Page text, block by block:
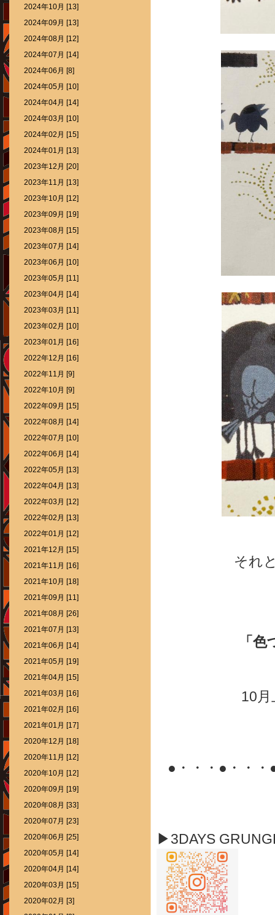
それ
「
10
●・・・●・・
▶3DAYS
2024年10月 [13]
2024年09月 [13]
2024年08月 [12]
2024年07月 [14]
2024年06月 [8]
2024年05月 [10]
2024年04月 [14]
2024年03月 [10]
2024年02月 [15]
2024年01月 [13]
2023年12月 [20]
2023年11月 [13]
2023年10月 [12]
2023年09月 [19]
2023年08月 [15]
2023年07月 [14]
2023年06月 [10]
2023年05月 [11]
2023年04月 [14]
2023年03月 [11]
2023年02月 [10]
2023年01月 [16]
2022年12月 [16]
2022年11月 [9]
2022年10月 [9]
2022年09月 [15]
2022年08月 [14]
2022年07月 [10]
2022年06月 [14]
2022年05月 [13]
2022年04月 [13]
2022年03月 [12]
2022年02月 [13]
2022年01月 [12]
2021年12月 [15]
2021年11月 [16]
2021年10月 [18]
2021年09月 [11]
2021年08月 [26]
2021年07月 [13]
2021年06月 [14]
2021年05月 [19]
2021年04月 [15]
2021年03月 [16]
2021年02月 [16]
2021年01月 [17]
2020年12月 [18]
2020年11月 [12]
2020年10月 [12]
2020年09月 [19]
2020年08月 [33]
2020年07月 [23]
2020年06月 [25]
2020年05月 [14]
2020年04月 [14]
2020年03月 [15]
2020年02月 [3]